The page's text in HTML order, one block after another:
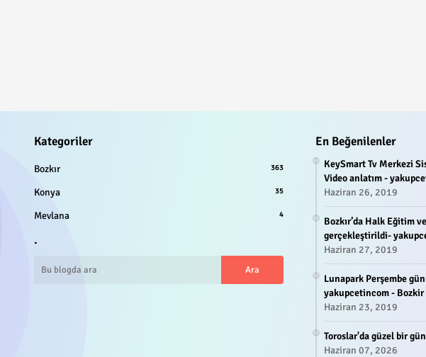
Kategoriler
Bozkır 363
Konya 35
Mevlana 4
.
En Beğenilenler
KeySmart Tv Merkezi
Video anlatım -
Haziran 26, 2019
Bozkır’da Halk Eğitim
gerçekleştirildi-
Haziran 27, 2019
Lunapark Perşembe
yakupcetincom - Bozkir
Haziran 23, 2019
Toroslar'da güzel bir
Haziran 07, 2026